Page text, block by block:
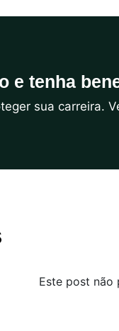
e tenha
sua carreira.
Este post não